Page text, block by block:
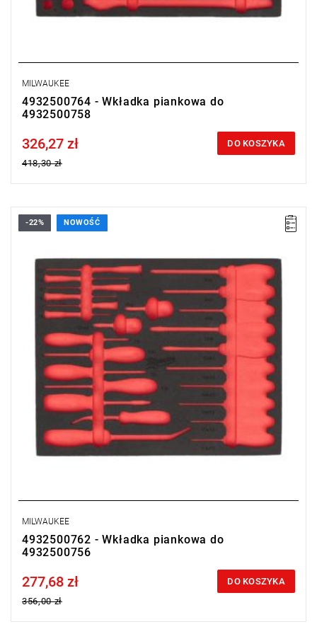
MILWAUKEE
4932500764 - Wkładka piankowa do
4932500758
Price tax included
326,27 zł
418,30 zł
DO KOSZYKA
-22% NOWOŚĆ
MILWAUKEE
4932500762 - Wkładka piankowa do
4932500756
Price tax included
277,68 zł
356,00 zł
DO KOSZYKA